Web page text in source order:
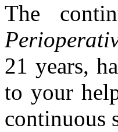
The
21 years,
to your
continuous